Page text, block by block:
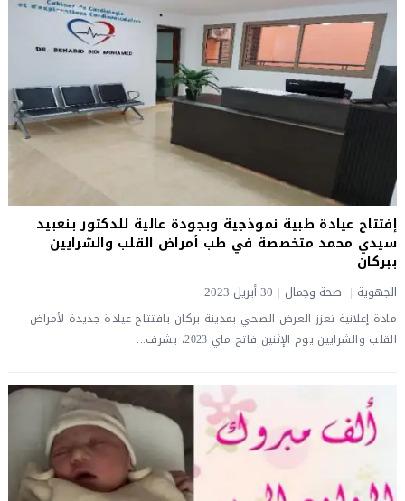
إفتتاح عيادة طبية نموذجية وبجودة عالية للدكتور بنعبيد
سيدي محمد متخصصة في طب أمراض القلب والشرايين
ببركان
الجهوية صحة وجمال 30 أبريل 2023
مادة إعلانية تعزز العرض الصحي بمدينة بركان بافتتاح عيادة جديدة لأمراض
القلب والشرايين يوم الإثنين فاتح ماي 2023، يشرف...